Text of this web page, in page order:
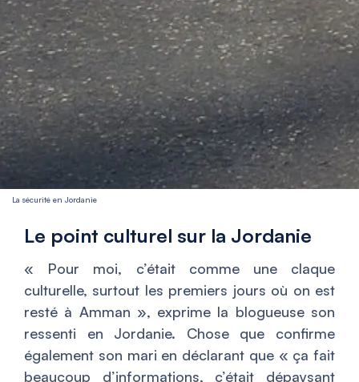
La sécurité en Jordanie
Le point culturel sur la Jordanie
« Pour moi, c’était comme une claque
culturelle, surtout les premiers jours où on est
resté à Amman », exprime la blogueuse son
ressenti en Jordanie. Chose que confirme
également son mari en déclarant que « ça fait
beaucoup d’informations, c’était dépaysant